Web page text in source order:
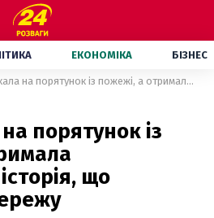
ЕКОНОМІКА БІЗНЕС
Вона чекала на порятунок із пожежі, а отримала пропозицію: історія, що розчулила мережу
порятунок із
що